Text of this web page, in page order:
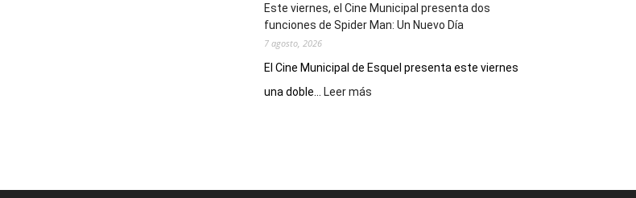
deportivos
Este viernes, el Cine Municipal presenta dos
funciones de Spider Man: Un Nuevo Día
7 agosto, 2026
El Cine Municipal de Esquel presenta este viernes
una doble...
Leer más
presenta